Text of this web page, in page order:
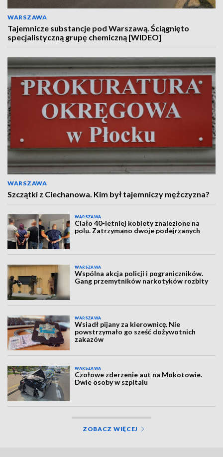
WARSZAWA
Tajemnicze substancje pod Warszawą. Ściągnięto
specjalistyczną grupę chemiczną [WIDEO]
WARSZAWA
Szczątki z Ciechanowa. Kim był tajemniczy mężczyzna?
WARSZAWA
Ciało 40-letniej kobiety znalezione na
polu. Zatrzymano dwoje podejrzanych
WARSZAWA
Wspólna akcja policji i pograniczników.
Gang przemytników narkotyków rozbity
WARSZAWA
Wsiadł pijany za kierownicę. Nie
powstrzymało go sześć dożywotnich
zakazów
WARSZAWA
Czołowe zderzenie aut na Mokotowie.
Dwie osoby w szpitalu
ZOBACZ WIĘCEJ